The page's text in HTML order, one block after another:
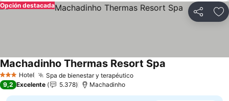
Compartir
Opción destacada
3 Estrellas
Hotel Spa de bienestar y terapéutico
Machadinho Thermas Resort Spa
9,2 Excelente 5.378 Machadinho